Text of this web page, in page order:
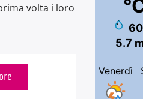
volta i loro